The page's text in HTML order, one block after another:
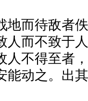
地而待敌者
人而不致于
人不得至者
能动之。出